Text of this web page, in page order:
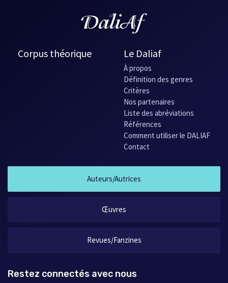
Corpus théorique Le Daliaf
À propos
Définition des genres
Critères
Nos partenaires
Liste des abréviations
Références
Comment utiliser le DALIAF
Contact
Auteurs/Autrices
Œuvres
Revues/Fanzines
Restez connectés avec nous